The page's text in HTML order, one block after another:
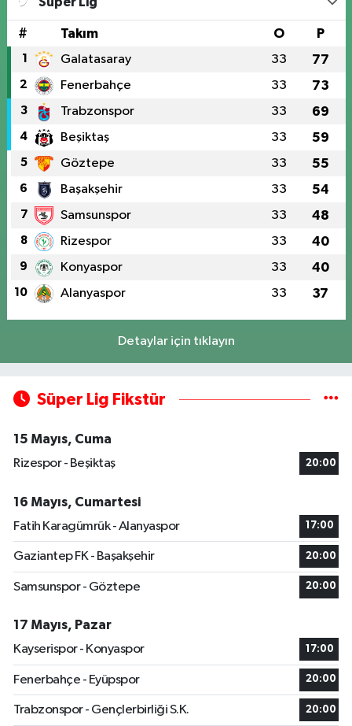
# Takım O P
1 Galatasaray 33 77
2 Fenerbahçe 33 73
3 Trabzonspor 33 69
4 Beşiktaş 33 59
5 Göztepe 33 55
6 Başakşehir 33 54
7 Samsunspor 33 48
8 Rizespor 33 40
9 Konyaspor 33 40
10 Alanyaspor 33 37
Detaylar için tıklayın
Süper Lig Fikstür
15 Mayıs, Cuma
Rizespor - Beşiktaş
20:00
16 Mayıs, Cumartesi
Fatih Karagümrük - Alanyaspor
17:00
Gaziantep FK - Başakşehir 20:00
Samsunspor - Göztepe 20:00
17 Mayıs, Pazar
Kayserispor - Konyaspor
17:00
Fenerbahçe - Eyüpspor 20:00
Trabzonspor - Gençlerbirliği S.K. 20:00